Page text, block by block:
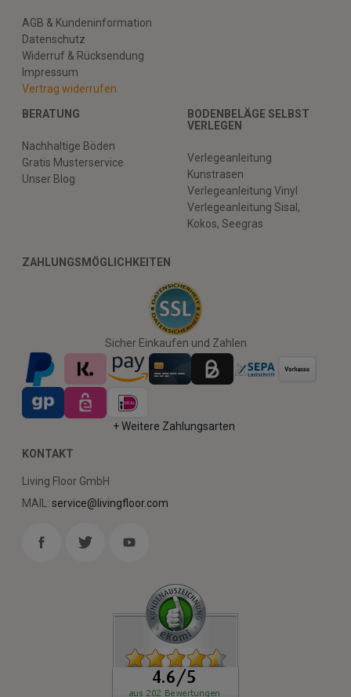
AGB & Kundeninformation
Datenschutz
Widerruf & Rücksendung
Impressum
Vertrag widerrufen
BERATUNG
Nachhaltige Böden
Gratis Musterservice
Unser Blog
BODENBELÄGE SELBST
VERLEGEN
Verlegeanleitung
Kunstrasen
Verlegeanleitung Vinyl
Verlegeanleitung Sisal,
Kokos, Seegras
ZAHLUNGSMÖGLICHKEITEN
Sicher Einkaufen und Zahlen
+ Weitere Zahlungsarten
KONTAKT
Living Floor GmbH
MAIL: service@livingfloor.com